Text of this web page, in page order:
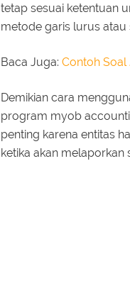
tetap sesuai ketentuan
metode garis lurus
Baca Juga: Contoh Soal
Demikian cara
program myob
penting karena entitas
ketika akan melaporkan